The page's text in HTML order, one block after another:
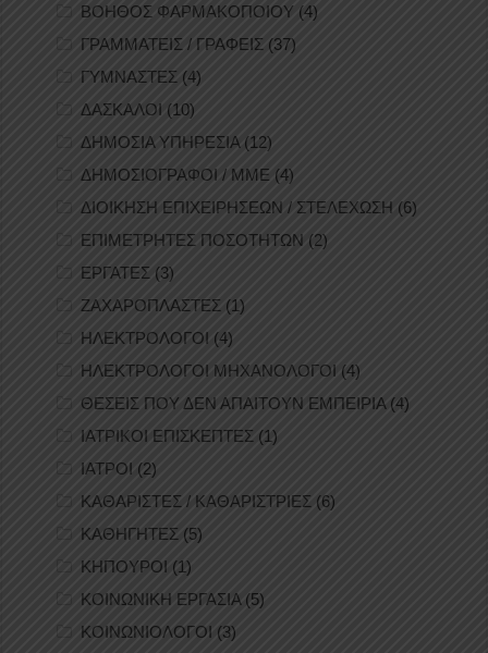
ΒΟΗΘΟΣ ΦΑΡΜΑΚΟΠΟΙΟΥ (4)
ΓΡΑΜΜΑΤΕΙΣ / ΓΡΑΦΕΙΣ (37)
ΓΥΜΝΑΣΤΕΣ (4)
ΔΑΣΚΑΛΟΙ (10)
ΔΗΜΟΣΙΑ ΥΠΗΡΕΣΙΑ (12)
ΔΗΜΟΣΙΟΓΡΑΦΟΙ / ΜΜΕ (4)
ΔΙΟΙΚΗΣΗ ΕΠΙΧΕΙΡΗΣΕΩΝ / ΣΤΕΛΕΧΩΣΗ (6)
ΕΠΙΜΕΤΡΗΤΕΣ ΠΟΣΟΤΗΤΩΝ (2)
ΕΡΓΑΤΕΣ (3)
ΖΑΧΑΡΟΠΛΑΣΤΕΣ (1)
ΗΛΕΚΤΡΟΛΟΓΟΙ (4)
ΗΛΕΚΤΡΟΛΟΓΟΙ ΜΗΧΑΝΟΛΟΓΟΙ (4)
ΘΕΣΕΙΣ ΠΟΥ ΔΕΝ ΑΠΑΙΤΟΥΝ ΕΜΠΕΙΡΙΑ(4)
ΙΑΤΡΙΚΟΙ ΕΠΙΣΚΕΠΤΕΣ (1)
ΙΑΤΡΟΙ (2)
ΚΑΘΑΡΙΣΤΕΣ / ΚΑΘΑΡΙΣΤΡΙΕΣ (6)
ΚΑΘΗΓΗΤΕΣ (5)
ΚΗΠΟΥΡΟΙ (1)
ΚΟΙΝΩΝΙΚΗ ΕΡΓΑΣΙΑ(5)
ΚΟΙΝΩΝΙΟΛΟΓΟΙ (3)